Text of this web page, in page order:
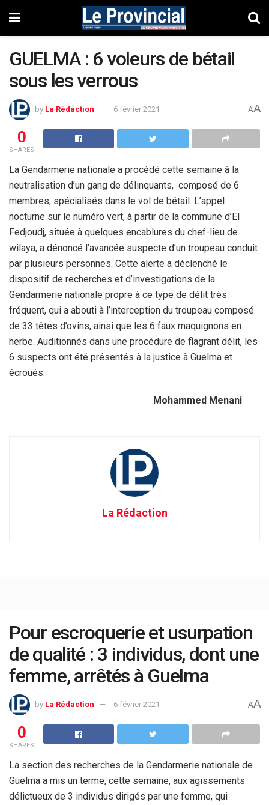
GUELMA : 6 voleurs de bétail
sous les verrous
by La Rédaction 6 février 2021 AA
0
SHARES
La Gendarmerie nationale a procédé cette semaine à la
neutralisation d’un gang de délinquants, composé de 6
membres, spécialisés dans le vol de bétail. L’appel
nocturne sur le numéro vert, à partir de la commune d’El
Fedjoudj, située à quelques encablures du chef-lieu de
wilaya, a dénoncé l’avancée suspecte d’un troupeau conduit
par plusieurs personnes. Cette alerte a déclenché le
dispositif de recherches et d’investigations de la
Gendarmerie nationale propre à ce type de délit très
fréquent, qui a abouti à l’interception du troupeau composé
de 33 têtes d’ovins, ainsi que les 6 faux maquignons en
herbe. Auditionnés dans une procédure de flagrant délit, les
6 suspects ont été présentés à la justice à Guelma et
écroués.
Mohammed Menani
La Rédaction
Pour escroquerie et usurpation
de qualité : 3 individus, dont une
femme, arrêtés à Guelma
by La Rédaction 6 février 2021 AA
0
SHARES
La section des recherches de la Gendarmerie nationale de
Guelma a mis un terme, cette semaine, aux agissements
délictueux de 3 individus dirigés par une femme, qui